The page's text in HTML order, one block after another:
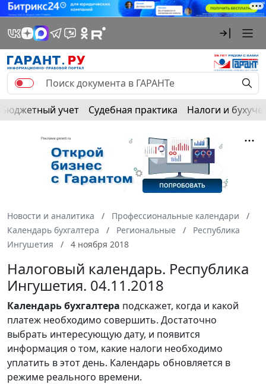
Бюджетный учет Судебная практика Налоги и
Новости и аналитика
Профессиональные календари
Календарь бухгалтера
Региональные
Республика
Ингушетия
4 ноября 2018
Налоговый календарь. Республика
Ингушетия. 04.11.2018
Календарьбухгалтера подскажет, когда и какой
платеж необходимо совершить. Достаточно
выбрать интересующую дату, и появится
информация о том, какие налоги необходимо
уплатить в этот день. Календарь обновляется в
режиме реального времени.